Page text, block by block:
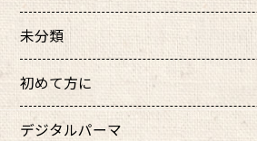
未分類
初めて方に
デジタルパーマ